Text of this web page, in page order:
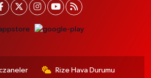
Rize Hava Durumu